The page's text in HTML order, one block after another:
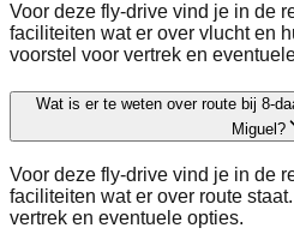
Voor deze fly-drive vind je in de
faciliteiten wat er over vlucht en
voorstel voor vertrek en
Wat is er te weten over route bij 8-
Miguel?
Voor deze fly-drive vind je in de
faciliteiten wat er over route
vertrek en eventuele opties.